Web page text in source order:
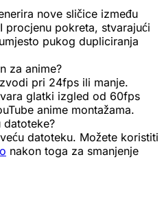
nove sličice između
procjenu pokreta, stvarajući
pukog dupliciranja
za anime?
pri 24fps ili manje.
glatki izgled od 60fps
anime montažama.
datoteke?
datoteku. Možete koristiti
nakon toga za smanjenje